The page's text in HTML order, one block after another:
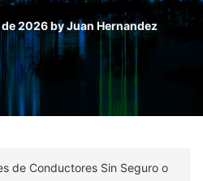
2026byJuan Hernandez
de Conductores Sin Seguro o